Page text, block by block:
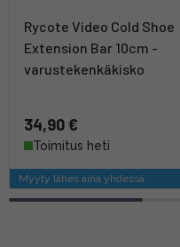
Rycote Video Cold Shoe
Extension Bar 10cm -
varustekenkäkisko
34,90 €
Toimitus heti
Myyty lähes aina yhdessä